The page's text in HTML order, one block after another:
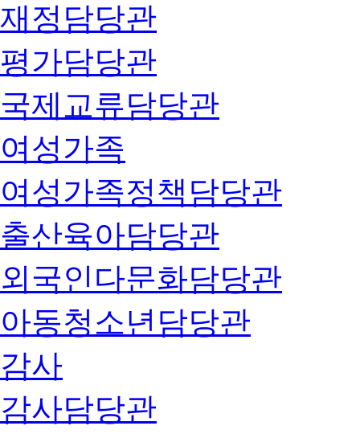
재정담당관
평가담당관
국제교류담당관
여성가족
여성가족정책담당관
출산육아담당관
외국인다문화담당관
아동청소년담당관
감사
감사담당관